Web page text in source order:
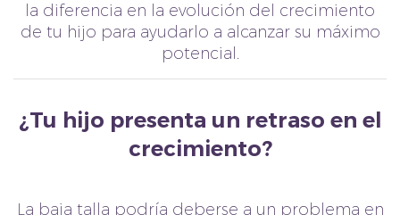
la diferencia en la evolución del crecimiento
de tu hijo para ayudarlo a alcanzar su máximo
potencial.
¿Tu hijo presenta un retraso en el
crecimiento?
La baja talla podría deberse a un problema en